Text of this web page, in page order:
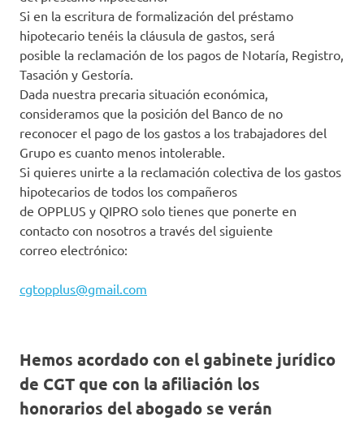
Si en la escritura de formalización del préstamo
hipotecario tenéis la cláusula de gastos, será
posible la reclamación de los pagos de Notaría, Registro,
Tasación y Gestoría.
Dada nuestra precaria situación económica,
consideramos que la posición del Banco de no
reconocer el pago de los gastos a los trabajadores del
Grupo es cuanto menos intolerable.
Si quieres unirte a la reclamación colectiva de los gastos
hipotecarios de todos los compañeros
de OPPLUS y QIPRO solo tienes que ponerte en
contacto con nosotros a través del siguiente
correo electrónico:
cgtopplus@gmail.com
Hemos acordado con el gabinete jurídico
de CGT que con la afiliación los
honorarios del abogado se verán